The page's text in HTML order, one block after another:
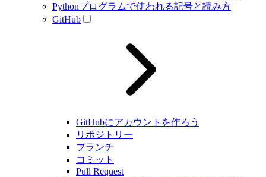
Pythonプログラムで使われる記号と読み方
GitHub
GitHubにアカウントを作ろう
リポジトリー
ブランチ
コミット
Pull Request